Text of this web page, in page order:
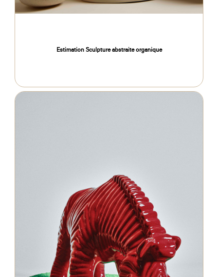
Estimation Sculpture abstraite organique